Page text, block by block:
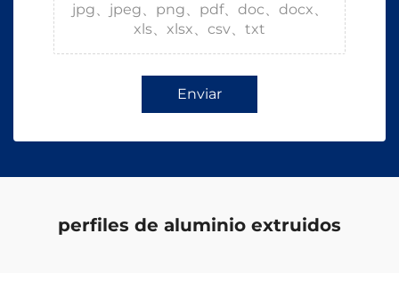
jpg、jpeg、png、pdf、doc、docx、
xls、xlsx、csv、txt
Enviar
perfiles de aluminio extruidos